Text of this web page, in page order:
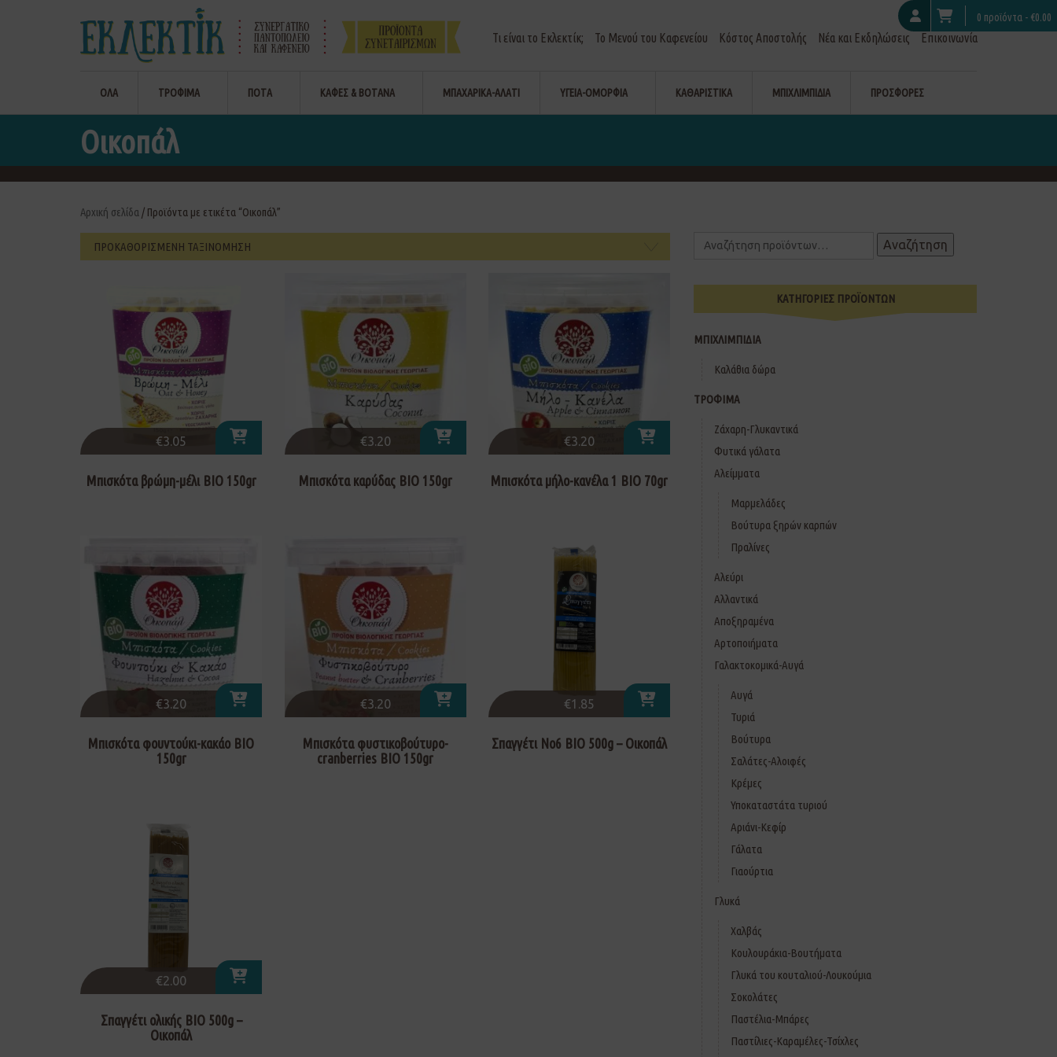
0 προϊόντα - €0.00
Τι είναι το Εκλεκτίκ; Το Μενού του Καφενείου Κόστος Αποστολής Νέα και Εκδηλώσεις Επικοινωνία
ΟΛΑ ΤΡΟΦΙΜΑ ΠΟΤΑ ΚΑΦΕΣ & ΒΟΤΑΝΑ ΜΠΑΧΑΡΙΚΑ-ΑΛΑΤΙ ΥΓΕΙΑ-ΟΜΟΡΦΙΑ ΚΑΘΑΡΙΣΤΙΚΑ ΜΠΙΧΛΙΜΠΙΔΙΑ ΠΡΟΣΦΟΡΕΣ
Οικοπάλ
Αρχική σελίδα / Προϊόντα με ετικέτα “Οικοπάλ”
€3.05
Μπισκότα βρώμη-μέλι ΒΙΟ 150gr
€3.20
Μπισκότα καρύδας ΒΙΟ 150gr
€3.20
Μπισκότα μήλο-κανέλα 1 ΒΙΟ 70gr
€3.20
Μπισκότα φουντούκι-κακάο ΒΙΟ
150gr
€3.20
Μπισκότα φυστικοβούτυρο-
cranberries BIO 150gr
€1.85
Σπαγγέτι Νο6 ΒΙΟ 500g – Οικοπάλ
€2.00
Σπαγγέτι ολικής ΒΙΟ 500g –
Οικοπάλ
Αναζήτηση
ΚΑΤΗΓΟΡΙΕΣ ΠΡΟΪΟΝΤΩΝ
ΜΠΙΧΛΙΜΠΙΔΙΑ
Καλάθια δώρα
ΤΡΟΦΙΜΑ
Ζάχαρη-Γλυκαντικά
Φυτικά γάλατα
Αλείμματα
Μαρμελάδες
Βούτυρα ξηρών καρπών
Πραλίνες
Αλεύρι
Αλλαντικά
Αποξηραμένα
Αρτοποιήματα
Γαλακτοκομικά-Αυγά
Αυγά
Τυριά
Βούτυρα
Σαλάτες-Αλοιφές
Κρέμες
Υποκαταστάτα τυριού
Αριάνι-Κεφίρ
Γάλατα
Γιαούρτια
Γλυκά
Χαλβάς
Κουλουράκια-Βουτήματα
Γλυκά του κουταλιού-Λουκούμια
Σοκολάτες
Παστέλια-Μπάρες
Παστίλιες-Καραμέλες-Τσίχλες